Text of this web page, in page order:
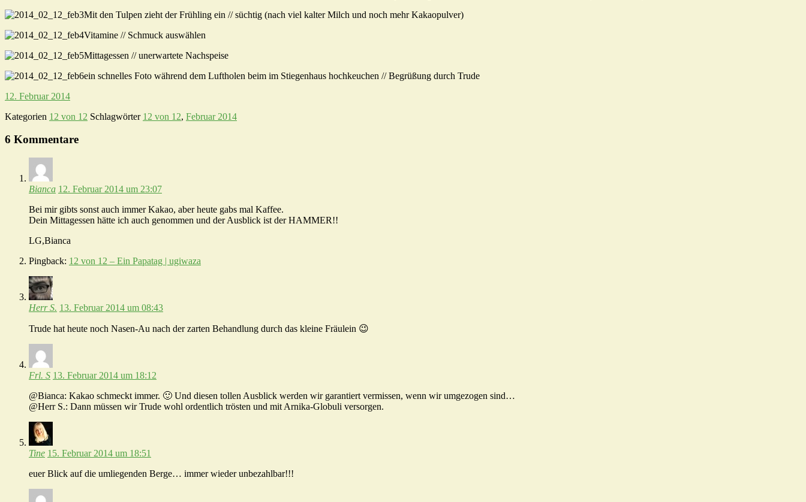
Mit den Tulpen zieht der Frühling ein // süchtig (nach viel kalter Milch und noch mehr Kakaopulver)
Vitamine // Schmuck auswählen
Mittagessen // unerwartete Nachspeise
ein schnelles Foto während dem Luftholen beim im Stiegenhaus hochkeuchen // Begrüßung durch Trude
12. Februar 2014
Kategorien 12 von 12 Schlagwörter 12 von 12, Februar 2014
6 Kommentare
Bianca 12. Februar 2014 um 23:07
Bei mir gibts sonst auch immer Kakao, aber heute gabs mal Kaffee.
Dein Mittagessen hätte ich auch genommen und der Ausblick ist der HAMMER!!
LG,Bianca
Pingback: 12 von 12 – Ein Papatag | ugiwaza
Herr S. 13. Februar 2014 um 08:43
Trude hat heute noch Nasen-Au nach der zarten Behandlung durch das kleine Fräulein 😉
Frl. S 13. Februar 2014 um 18:12
@Bianca: Kakao schmeckt immer. 🙂 Und diesen tollen Ausblick werden wir garantiert vermissen, wenn wir umgezogen sind…
@Herr S.: Dann müssen wir Trude wohl ordentlich trösten und mit Arnika-Globuli versorgen.
Tine 15. Februar 2014 um 18:51
euer Blick auf die umliegenden Berge… immer wieder unbezahlbar!!!